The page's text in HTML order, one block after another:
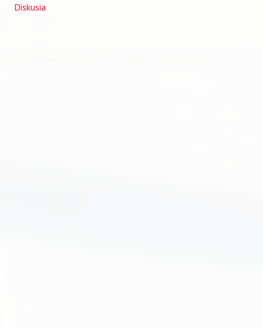
Diskusia